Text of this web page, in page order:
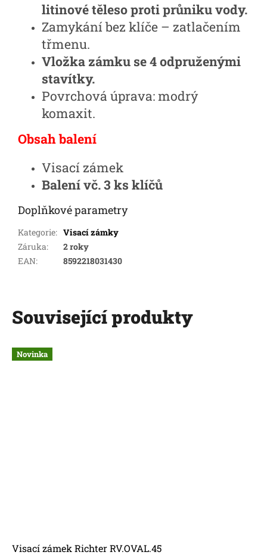
litinové těleso proti průniku vody.
Zamykání bez klíče – zatlačením
třmenu.
Vložka zámku se 4 odpruženými
stavítky.
Povrchová úprava: modrý
komaxit.
Obsah balení
Visací zámek
Balení vč. 3 ks klíčů
Doplňkové parametry
Kategorie: Visací zámky
Záruka:
2 roky
EAN: 8592218031430
Související produkty
Novinka
Visací zámek Richter RV.OVAL.45